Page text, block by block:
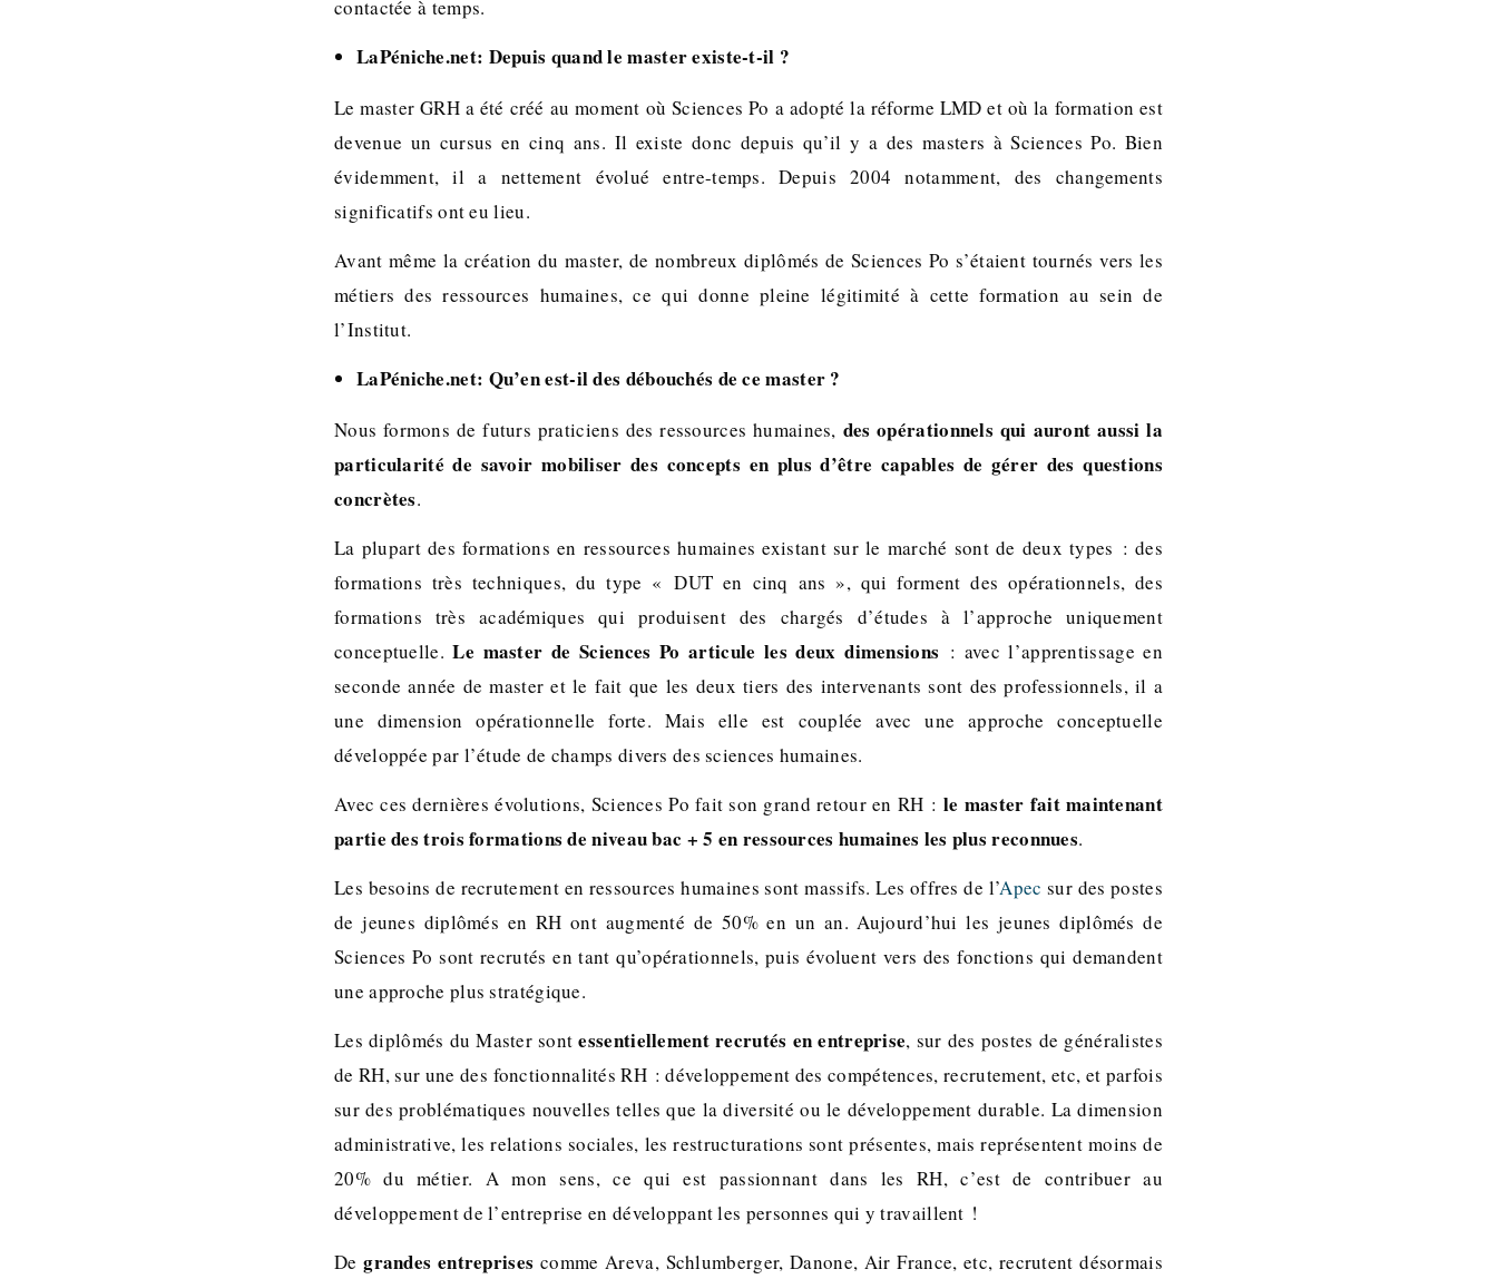
contactée à temps.
LaPéniche.net: Depuis quand le master existe-t-il ?
Le master GRH a été créé au moment où Sciences Po a adopté la réforme LMD et où la formation est
devenue un cursus en cinq ans. Il existe donc depuis qu’il y a des masters à Sciences Po. Bien
évidemment, il a nettement évolué entre-temps. Depuis 2004 notamment, des changements
significatifs ont eu lieu.
Avant même la création du master, de nombreux diplômés de Sciences Po s’étaient tournés vers les
métiers des ressources humaines, ce qui donne pleine légitimité à cette formation au sein de
l’Institut.
LaPéniche.net: Qu’en est-il des débouchés de ce master ?
Nous formons de futurs praticiens des ressources humaines, des opérationnels qui auront aussi la
particularité de savoir mobiliser des concepts en plus d’être capables de gérer des questions
concrètes.
La plupart des formations en ressources humaines existant sur le marché sont de deux types : des
formations très techniques, du type « DUT en cinq ans », qui forment des opérationnels, des
formations très académiques qui produisent des chargés d’études à l’approche uniquement
conceptuelle.Le master de Sciences Po articule les deux dimensions : avec l’apprentissage en
seconde année de master et le fait que les deux tiers des intervenants sont des professionnels, il a
une dimension opérationnelle forte. Mais elle est couplée avec une approche conceptuelle
développée par l’étude de champs divers des sciences humaines.
Avec ces dernières évolutions, Sciences Po fait son grand retour en RH : le master fait maintenant
partie des trois formations de niveau bac + 5 en ressources humaines les plus reconnues.
Les besoins de recrutement en ressources humaines sont massifs. Les offres de l’Apec sur des postes
de jeunes diplômés en RH ont augmenté de 50% en un an. Aujourd’hui les jeunes diplômés de
Sciences Po sont recrutés en tant qu’opérationnels, puis évoluent vers des fonctions qui demandent
une approche plus stratégique.
Les diplômés du Master sontessentiellement recrutés en entreprise, sur des postes de généralistes
de RH, sur une des fonctionnalités RH : développement des compétences, recrutement, etc, et parfois
sur des problématiques nouvelles telles que la diversité ou le développement durable. La dimension
administrative, les relations sociales, les restructurations sont présentes, mais représentent moins de
20% du métier. A mon sens, ce qui est passionnant dans les RH, c’est de contribuer au
développement de l’entreprise en développant les personnes qui y travaillent !
Degrandes entreprises comme Areva, Schlumberger, Danone, Air France, etc, recrutent désormais